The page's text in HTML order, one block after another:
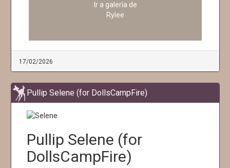
Ir a galería de
Rylee
17/02/2026
Pullip Selene (for DollsCampFire)
Pullip Selene (for
DollsCampFire)